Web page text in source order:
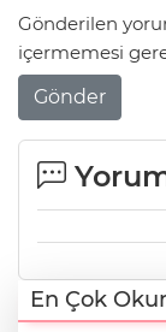
Gönderilen
içermemesi
Gönder
En Çok